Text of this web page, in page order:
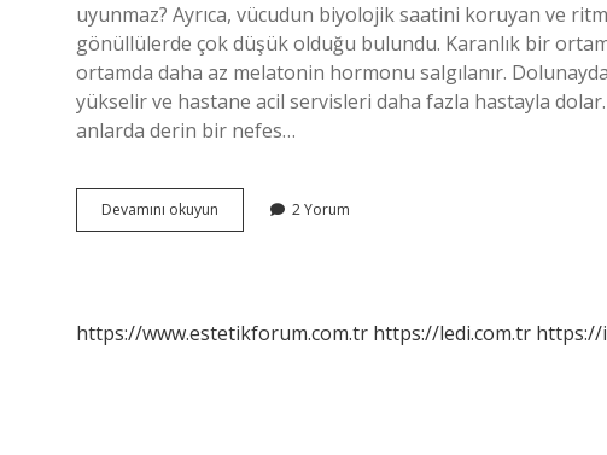
uyunmaz? Ayrıca, vücudun biyolojik saatini koruyan ve
gönüllülerde çok düşük olduğu bulundu. Karanlık bir
ortamda daha az melatonin hormonu salgılanır.
yükselir ve hastane acil servisleri daha fazla hastayla
anlarda derin bir nefes…
Devamını okuyun Dolunay
Olduğu
2 Yorum
https://www.estetikforum.com.tr https://ledi.com.tr https://